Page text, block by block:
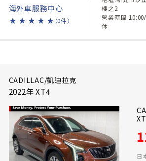
海外車服務中心
★ ★ ★ ★ ★ （0件）
樓之2
營業時間
休
CADILLAC/凱迪拉克
2022年 XT4
日